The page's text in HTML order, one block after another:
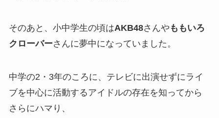
そのあと、小中学生の頃はAKB48さんや ももいろ
クローバーさんに夢中になっていました。
中学の2・3年のころに、テレビに出演せずにライ
ブを中心に活動するアイドルの存在を知ってから
さらにハマり、